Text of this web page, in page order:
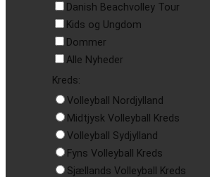
Danish Beachvolley Tour
Kids og Ungdom
Dommer
Alle Nyheder
Kreds:
Volleyball Nordjylland
Midtjysk Volleyball Kreds
Volleyball Sydjylland
Fyns Volleyball Kreds
Sjællands Volleyball Kreds